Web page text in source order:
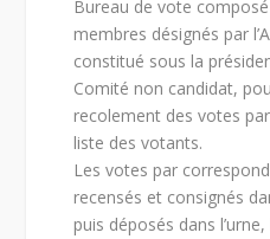
Bureau de vote
membres désignés par
constitué sous la
Comité non candidat,
recolement des votes
liste des votants.
Les votes par
recensés et consignés
puis déposés dans